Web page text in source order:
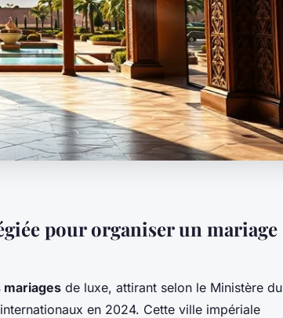
pour organiser un mariage
mariages de luxe, attirant selon le Ministère du
en 2024. Cette ville impériale